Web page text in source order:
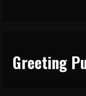
Greeting